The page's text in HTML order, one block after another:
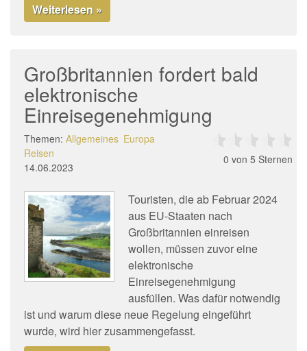
Weiterlesen »
Großbritannien fordert bald
elektronische
Einreisegenehmigung
Themen: Allgemeines Europa
Reisen
14.06.2023
0 von 5 Sternen
Touristen, die ab Februar 2024
aus EU-Staaten nach
Großbritannien einreisen
wollen, müssen zuvor eine
elektronische
Einreisegenehmigung
ausfüllen. Was dafür notwendig
ist und warum diese neue Regelung eingeführt
wurde, wird hier zusammengefasst.